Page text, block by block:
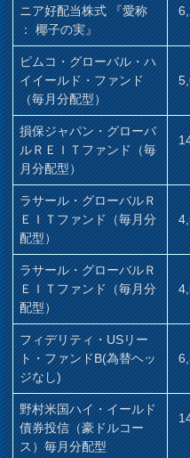
ニア好配当株式 『愛称
： 椰子の実』
ピムコ・グローバル・ハ
イイールド・ファンド
（毎月分配型）
損保ジャパン・グローバ
ルＲＥＩＴファンド（毎
月分配型）
ラサール・グローバルＲ
ＥＩＴファンド（毎月分
配型）
ラサール・グローバルＲ
ＥＩＴファンド（毎月分
配型）
フィデリティ・USリー
ト・ファンドB(為替ヘッ
ジなし)
野村米国ハイ・イールド
債券投信（豪ドルコー
ス）毎月分配型